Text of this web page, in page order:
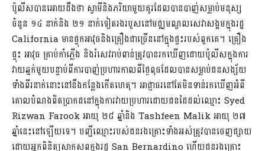
ប៉ូលីសបានអោយដឹងថា ស្វាមីនិងភរិយាមួយគូរដែលបានបាញ់សម្លាប់មនុស្ស
ចំនួន ១៤ នាក់និង ២១ នាក់ទៀតរងរបួសនៅមជ្ឈមណ្ឌលសេវាសង្គមក្នុងរដ្ឋ
California មានផ្ទុកអាវុធនិងគ្រឿងជាច្រើននៅក្នុងផ្ទះរបស់ពួកគេ។ គ្រឿង
ផ្ទុះ អាវុធ គ្រាប់កាំភ្លើង និងរំសេវរាប់ពាន់ត្រូវបានរកឃើញដោយប៉ូលីសក្នុងការ
វាយឆ្មក់មួយបន្ទាប់ពីការបាញ់ប្រហារកាលពីថ្ងៃពុធដែលបានសម្លាប់ជនសង្ស័យ
ទាំងពីរនាក់នោះនៅនឹងកន្លែងកើតហេតុ។ អាជ្ញាធរនៅតែមិនទាន់រកឃើញអំពី
គោលបំណងពិតប្រាកដនៅក្នុងការវាយប្រហារដោយជនដៃដល់ឈ្មោះ Syed
Rizwan Farook អាយុ ២៨ ឆ្នាំនិង Tashfeen Malik អាយុ ២៧
ឆ្នាំនេះនៅឡើយទេ។ បញ្ជីឈ្មោះរបស់ជនរងគ្រោះទាំងអស់ត្រូវបានចេញផ្សាយ
ដោយអ្នកពិនិត្យសាកសពក្នុងរដ្ឋ San Bernardino ហើយជនរងគ្រោះ